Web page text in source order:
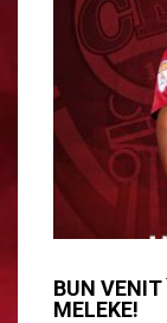
BUN
MELEKE!